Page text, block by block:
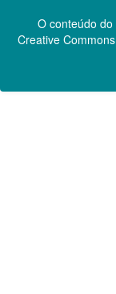
O conteúdo
Creative Commons